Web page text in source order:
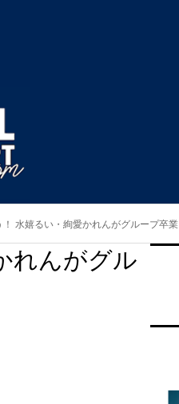
水嬉るい・絢愛かれんがグループ卒業
れんがグル